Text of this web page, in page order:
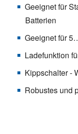
Geeignet für
Batterien
Geeignet für
Ladefunktion
Kippschalter -
Robustes und